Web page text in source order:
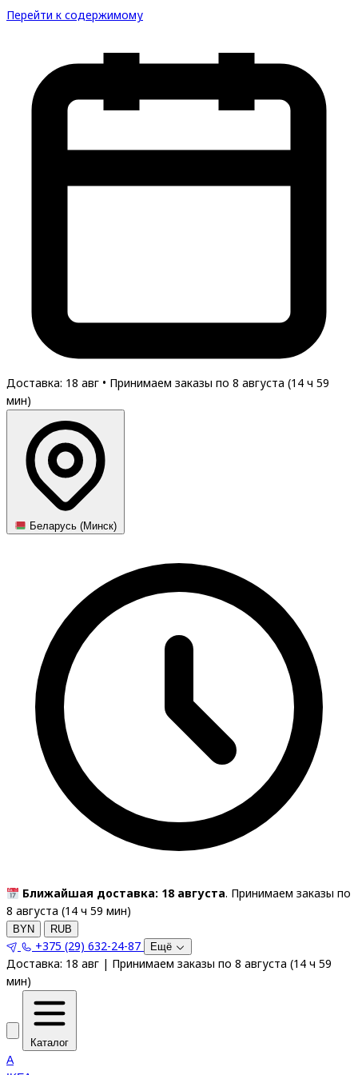
Перейти к содержимому
Доставка: 18 авг • Принимаем заказы по 8 августа (14 ч 59
мин)
Беларусь (Минск)
Ближайшая доставка: 18 августа. Принимаем заказы по
8 августа (14 ч 59 мин)
BYN RUB
+375 (29) 632-24-87 Ещё
Доставка: 18 авг | Принимаем заказы по 8 августа (14 ч 59
мин)
Каталог
A